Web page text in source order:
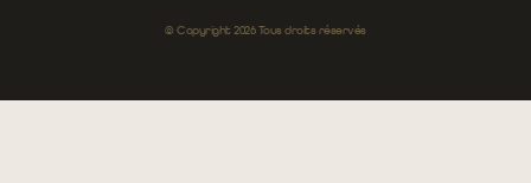
© Copyright 2026 Tous droits réservés